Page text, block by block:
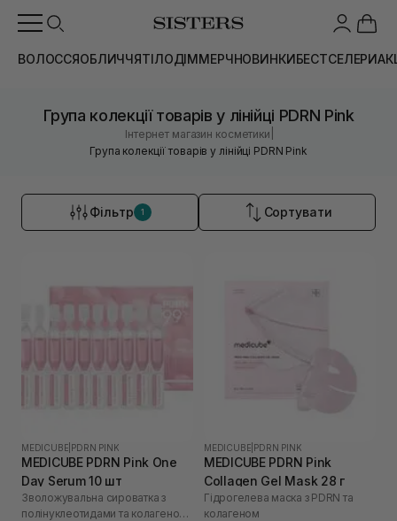
ВОЛОССЯОБЛИЧЧЯТІЛОДІММЕРЧНОВИНКИБЕСТСЕЛЕРИ
Група колекції товарів у лінійці PDRN Pink
Інтернет магазин косметики
Група колекції товарів у лінійці PDRN Pink
Фільтр 1 Сортувати
MEDICUBE PDRN PINK
MEDICUBE PDRN Pink One
Day Serum 10 шт
Зволожувальна сироватка з
полінуклеотидами та колагеном
MEDICUBE PDRN PINK
MEDICUBE PDRN Pink
Collagen Gel Mask 28 г
Гідрогелева маска з PDRN та
колагеном